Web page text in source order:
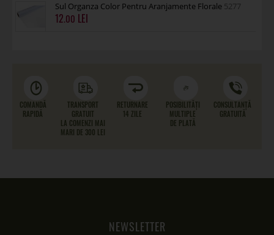
Sul Organza Color Pentru Aranjamente Florale 5277
12.00
COMANDĂ
RAPIDĂ
TRANSPORT
GRATUIT
LA COMENZI MAI
MARI DE 300 LEI
RETURNARE
14 ZILE
POSIBILITĂȚI
MULTIPLE
DE PLATĂ
CONSULTANȚĂ
GRATUITĂ
NEWSLETTER